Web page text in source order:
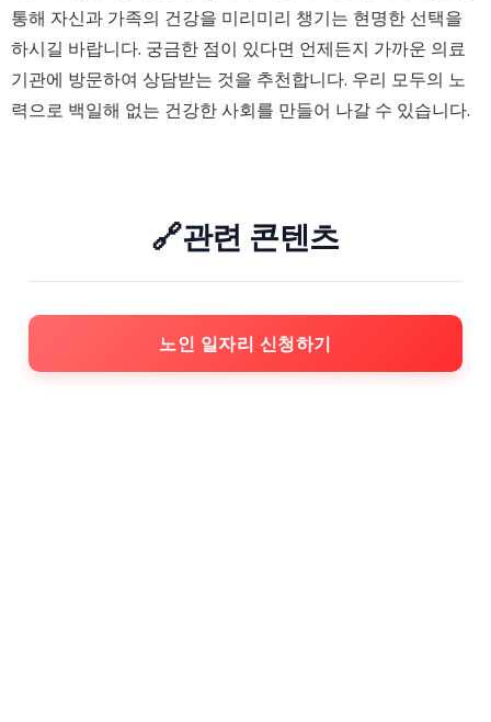
통해 자신과 가족의 건강을 미리미리 챙기는 현명한 선택을
하시길 바랍니다. 궁금한 점이 있다면 언제든지 가까운 의료
기관에 방문하여 상담받는 것을 추천합니다. 우리 모두의 노
력으로 백일해 없는 건강한 사회를 만들어 나갈 수 있습니다.
🔗관련 콘텐츠
노인 일자리 신청하기